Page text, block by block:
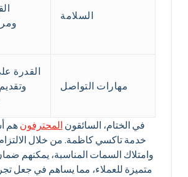
السلامة
مهارات التواصل
القدرة
في الختام، السائقونالمحترفونهم
خدمة تاكسي كاظمة. من خلال الالتزام
وامتلاك السمات المناسبة، يمكنهم
متميزة للعملاء، مما يساهم في جعل